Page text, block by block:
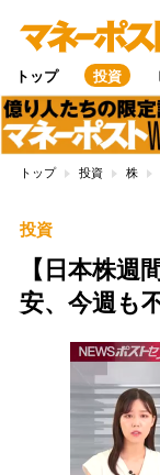
トップ 投資
トップ 投資 株
投資
【日本株週
安、今週も